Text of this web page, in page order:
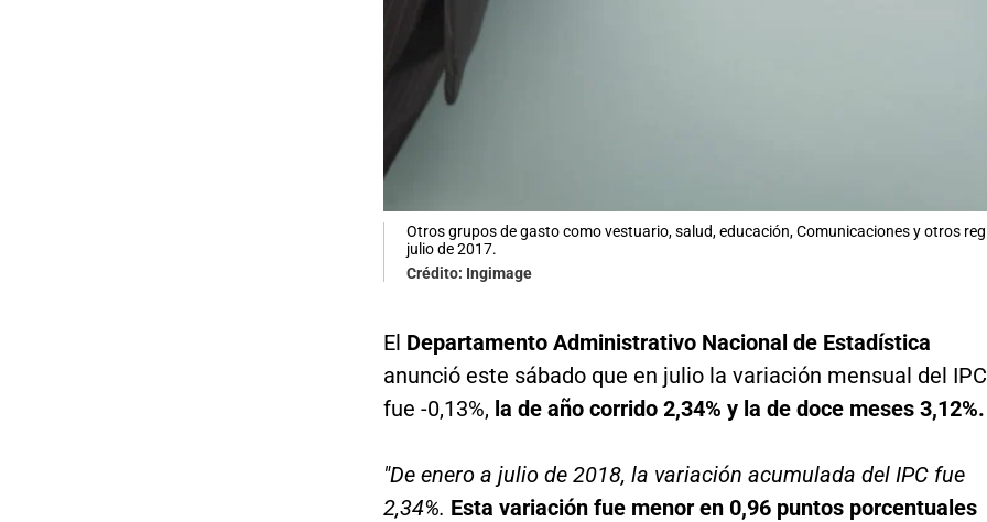
Otros grupos de gasto como vestuario, salud, educación, Comunicaciones y otros
julio de 2017.
Crédito: Ingimage
El Departamento Administrativo Nacional de Estadística
anunció este sábado que en julio la variación mensual del IPC
fue -0,13%, la de año corrido 2,34% y la de doce meses 3,12%.
"De enero a julio de 2018, la variación acumulada del IPC fue
2,34%. Esta variación fue menor en 0,96 puntos porcentuales